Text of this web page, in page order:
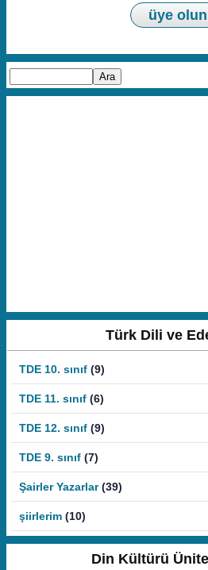
üye olun
Türk Dili ve
TDE 10. sınıf (9)
TDE 11. sınıf (6)
TDE 12. sınıf (9)
TDE 9. sınıf (7)
Şairler Yazarlar (39)
şiirlerim (10)
Din Kültürü